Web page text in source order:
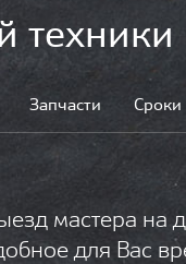
техники
Запчасти Сроки
мастера на
для Вас